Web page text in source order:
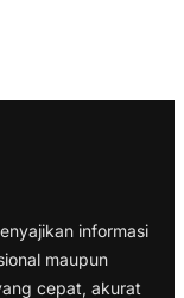
informasi
maupun
cepat, akurat